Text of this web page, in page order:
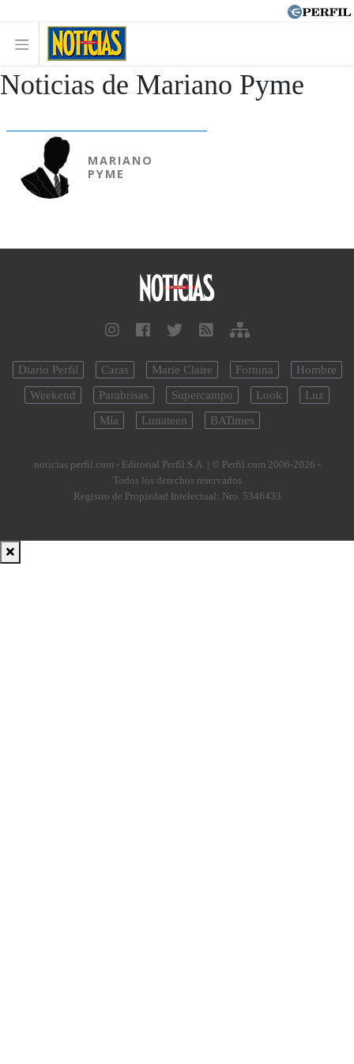
Noticias de Mariano Pyme
MARIANO
PYME
Diario Perfil Caras Marie Claire Fortuna
Hombre
Weekend
Parabrisas Supercampo Look
Luz
Mía
Lunateen BATimes
noticias.perfil.com - Editorial Perfil S.A. | © Perfil.com 2006-2026 -
Todos los derechos reservados
Registro de Propiedad Intelectual: Nro. 5346433